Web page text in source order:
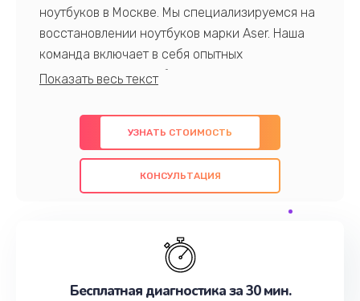
ноутбуков в Москве. Мы специализируемся на
восстановлении ноутбуков марки Aser. Наша
команда включает в себя опытных
профессионалов с обширными знаниями и
предлагаем быстрый и качественный ремонт с
использованием оригинальных компонентов, а
также гарантируем качество всех
проведенных работ. Наша цель - предоставить
наилучшим образом. Не медлите записаться на
УЗНАТЬ СТОИМОСТЬ
КОНСУЛЬТАЦИЯ
Бесплатная диагностика за 30 мин.